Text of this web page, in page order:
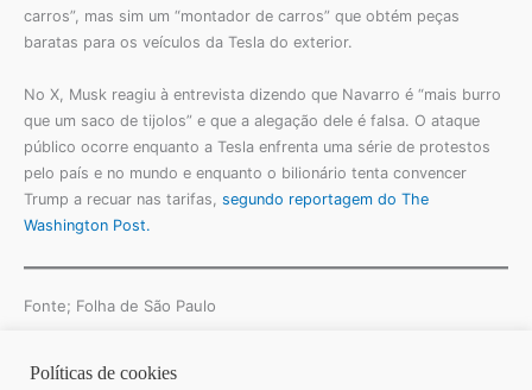
carros”, mas sim um “montador de carros” que obtém peças
baratas para os veículos da Tesla do exterior.
No X, Musk reagiu à entrevista dizendo que Navarro é “mais burro
que um saco de tijolos” e que a alegação dele é falsa. O ataque
público ocorre enquanto a Tesla enfrenta uma série de protestos
pelo país e no mundo e enquanto o bilionário tenta convencer
Trump a recuar nas tarifas, segundo reportagem do The
Washington Post.
Fonte; Folha de São Paulo
Copyright © 2026 | Homero Costa Advogados
Políticas de cookies